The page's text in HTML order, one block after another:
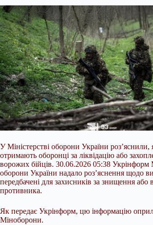
У Міністерстві оборони України роз’яснили,
отримають оборонці за ліквідацію або
ворожих бійців. 30.06.2026 05:38 Укрінформ
оборони України надало роз’яснення щодо
передбачені для захисників за знищення або
противника.
Як передає Укрінформ, цю інформацію
Міноборони.